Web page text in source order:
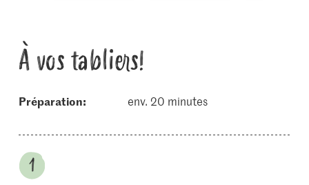
À vos tabliers!
Préparation: env. 20 minutes